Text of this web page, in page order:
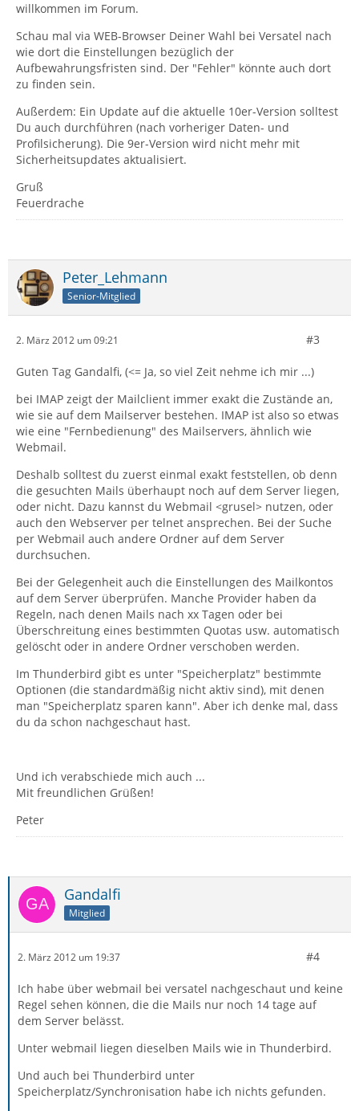
willkommen im Forum.
Schau mal via WEB-Browser Deiner Wahl bei Versatel nach
wie dort die Einstellungen bezüglich der
Aufbewahrungsfristen sind. Der "Fehler" könnte auch dort
zu finden sein.
Außerdem: Ein Update auf die aktuelle 10er-Version solltest
Du auch durchführen (nach vorheriger Daten- und
Profilsicherung). Die 9er-Version wird nicht mehr mit
Sicherheitsupdates aktualisiert.
Gruß
Feuerdrache
Peter_Lehmann
Senior-Mitglied
2. März 2012 um 09:21 #3
Guten Tag Gandalfi, (<= Ja, so viel Zeit nehme ich mir ...)
bei IMAP zeigt der Mailclient immer exakt die Zustände an,
wie sie auf dem Mailserver bestehen. IMAP ist also so etwas
wie eine "Fernbedienung" des Mailservers, ähnlich wie
Webmail.
Deshalb solltest du zuerst einmal exakt feststellen, ob denn
die gesuchten Mails überhaupt noch auf dem Server liegen,
oder nicht. Dazu kannst du Webmail <grusel> nutzen, oder
auch den Webserver per telnet ansprechen. Bei der Suche
per Webmail auch andere Ordner auf dem Server
durchsuchen.
Bei der Gelegenheit auch die Einstellungen des Mailkontos
auf dem Server überprüfen. Manche Provider haben da
Regeln, nach denen Mails nach xx Tagen oder bei
Überschreitung eines bestimmten Quotas usw. automatisch
gelöscht oder in andere Ordner verschoben werden.
Im Thunderbird gibt es unter "Speicherplatz" bestimmte
Optionen (die standardmäßig nicht aktiv sind), mit denen
man "Speicherplatz sparen kann". Aber ich denke mal, dass
du da schon nachgeschaut hast.
Und ich verabschiede mich auch ...
Mit freundlichen Grüßen!
Peter
Gandalfi
Mitglied
2. März 2012 um 19:37 #4
Ich habe über webmail bei versatel nachgeschaut und keine
Regel sehen können, die die Mails nur noch 14 tage auf
dem Server belässt.
Unter webmail liegen dieselben Mails wie in Thunderbird.
Und auch bei Thunderbird unter
Speicherplatz/Synchronisation habe ich nichts gefunden.